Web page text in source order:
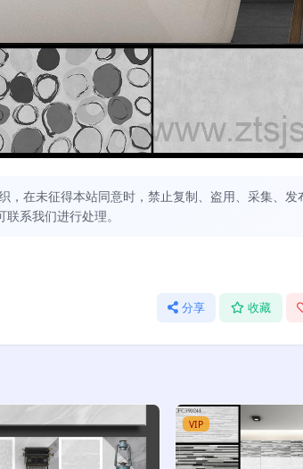
，在未征得本站同意时，禁止复制、盗用、采集、发
系我们进行处理。
分享 收藏
VIP